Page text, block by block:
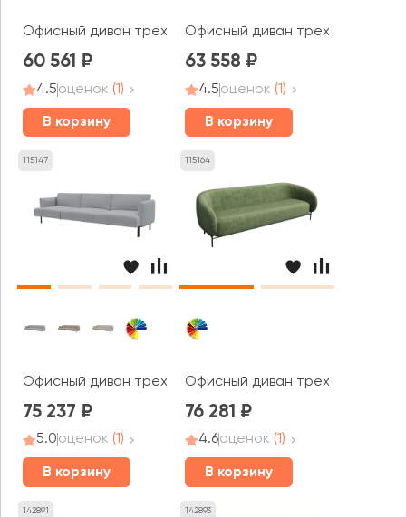
Офисный диван трехместный Браско / Brasco
60 561
4.5оценок (1)
В корзину
Офисный диван трехместный
63 558
4.5оценок (1)
В корзину
115147
Офисный диван трехместный Стенли / Stenly
75 237
5.0оценок (1)
В корзину
115164
Офисный диван трехместный
76 281
4.6оценок (1)
В корзину
142891 142893